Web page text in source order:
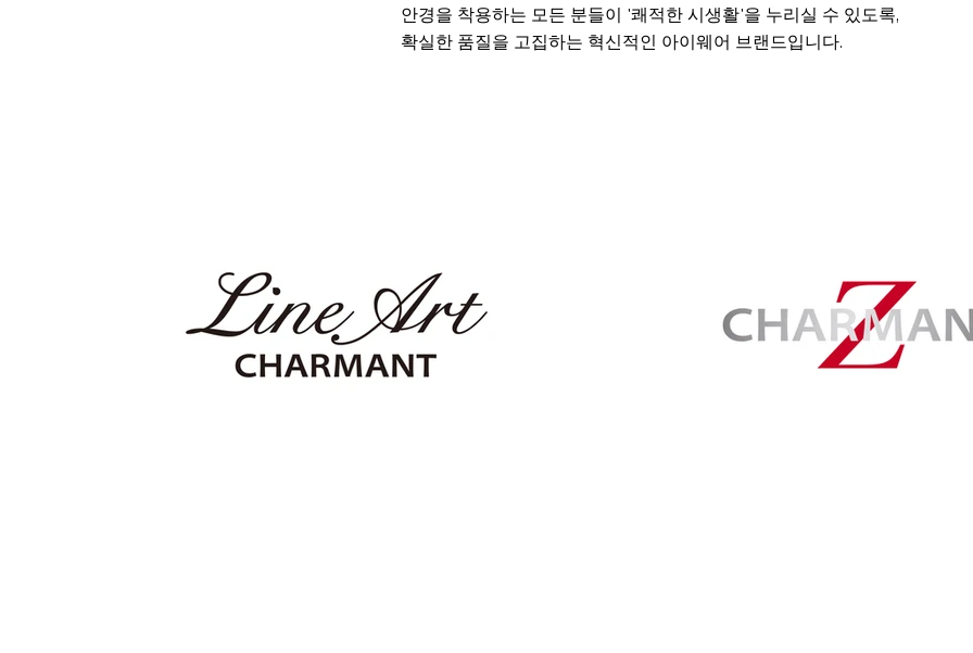
안경을 착용하는 모든 분들이 '쾌적한 시생활'을 누리실 수 있도록,
확실한 품질을 고집하는 혁신적인 아이웨어 브랜드입니다.